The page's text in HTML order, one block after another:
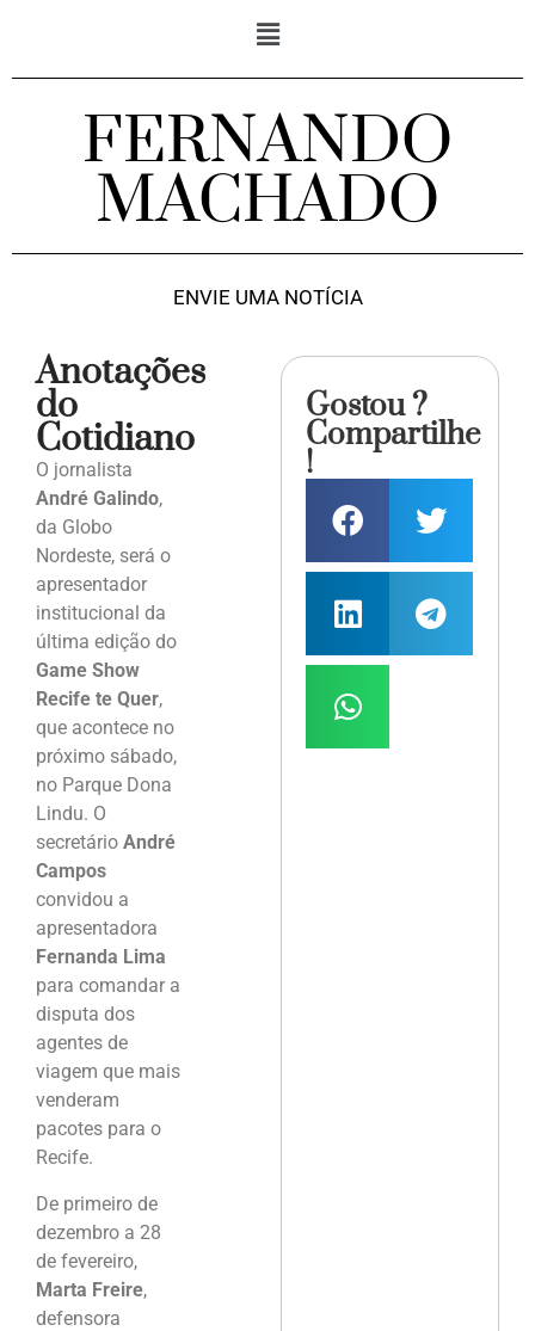
FERNANDO
MACHADO
ENVIE UMA NOTÍCIA
Anotações
do
Cotidiano
O jornalista
André Galindo,
da Globo
Nordeste, será o
apresentador
institucional da
última edição do
Game Show
Recife te Quer,
que acontece no
próximo sábado,
no Parque Dona
Lindu. O
secretário André
Campos
convidou a
apresentadora
Fernanda Lima
para comandar a
disputa dos
agentes de
viagem que mais
venderam
pacotes para o
Recife.
De primeiro de
dezembro a 28
de fevereiro,
Marta Freire,
defensora
Gostou ?
Compartilhe
!